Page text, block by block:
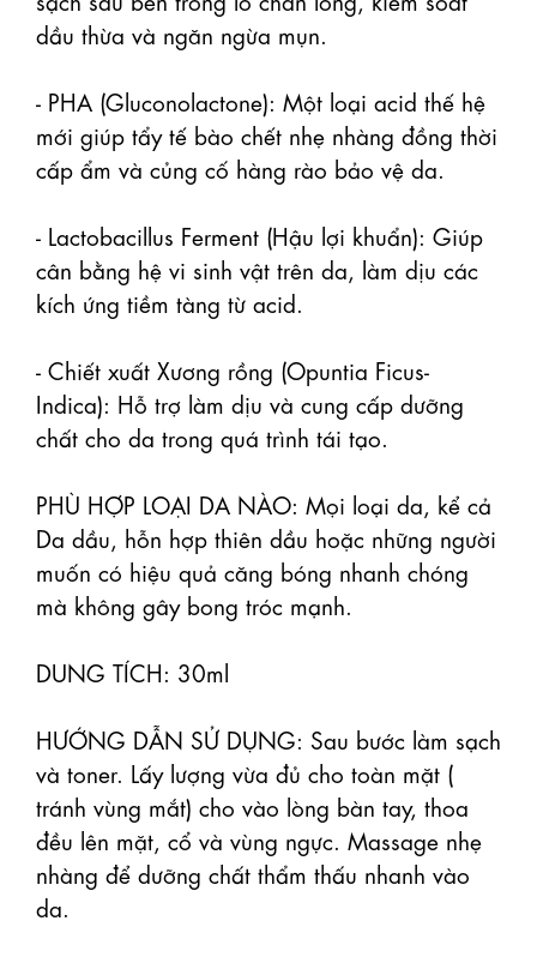
dầu thừa và ngăn ngừa mụn.
- PHA (Gluconolactone): Một loại acid thế hệ
mới giúp tẩy tế bào chết nhẹ nhàng đồng thời
cấp ẩm và củng cố hàng rào bảo vệ da.
- Lactobacillus Ferment (Hậu lợi khuẩn): Giúp
cân bằng hệ vi sinh vật trên da, làm dịu các
kích ứng tiềm tàng từ acid.
- Chiết xuất Xương rồng (Opuntia Ficus-
Indica): Hỗ trợ làm dịu và cung cấp dưỡng
chất cho da trong quá trình tái tạo.
PHÙ HỢP LOẠI DA NÀO: Mọi loại da, kể cả
Da dầu, hỗn hợp thiên dầu hoặc những người
muốn có hiệu quả căng bóng nhanh chóng
mà không gây bong tróc mạnh.
DUNG TÍCH: 30ml
HƯỚNG DẪN SỬ DỤNG: Sau bước làm sạch
và toner. Lấy lượng vừa đủ cho toàn mặt (
tránh vùng mắt) cho vào lòng bàn tay, thoa
đều lên mặt, cổ và vùng ngực. Massage nhẹ
nhàng để dưỡng chất thẩm thấu nhanh vào
da.